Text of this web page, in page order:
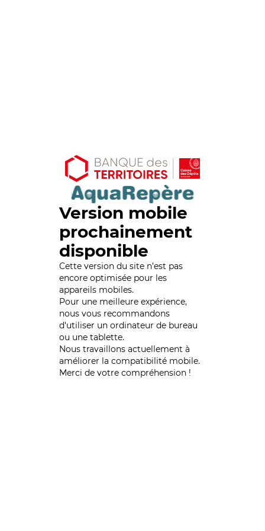
Version mobile
prochainement
disponible
Cette version du site n’est pas
encore optimisée pour les
appareils mobiles.
Pour une meilleure expérience,
nous vous recommandons
d'utiliser un ordinateur de bureau
ou une tablette.
Nous travaillons actuellement à
améliorer la compatibilité mobile.
Merci de votre compréhension !